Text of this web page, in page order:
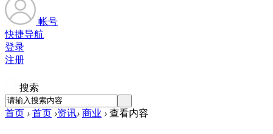
帐号
快捷导航
登录
注册
搜索
首页 › 首页 ›资讯› 商业 › 查看内容